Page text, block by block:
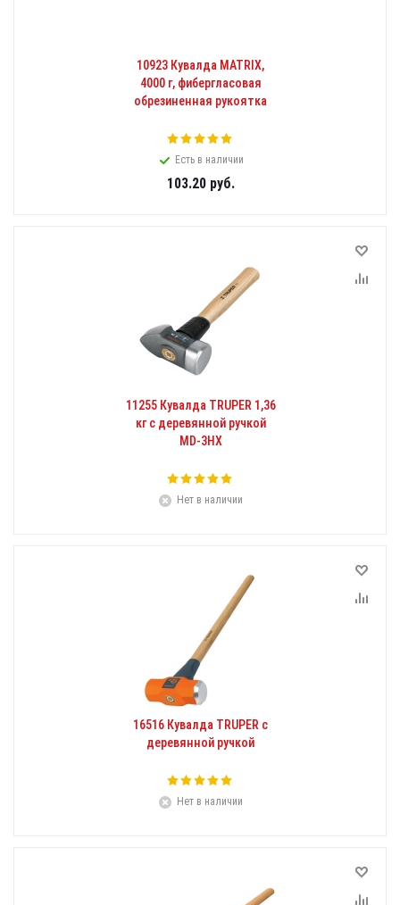
10923 Кувалда MATRIX,
4000 г, фибергласовая
обрезиненная рукоятка
Есть в наличии
103.20руб.
11255 Кувалда TRUPER 1,36
кг с деревянной ручкой
MD-3HX
Нет в наличии
16516 Кувалда TRUPER с
деревянной ручкой
Нет в наличии